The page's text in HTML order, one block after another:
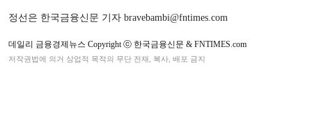
정선은 한국금융신문 기자 bravebambi@fntimes.com
데일리 금융경제뉴스 Copyright ⓒ 한국금융신문 & FNTIMES.com
저작권법에 의거 상업적 목적의 무단 전재, 복사, 배포 금지